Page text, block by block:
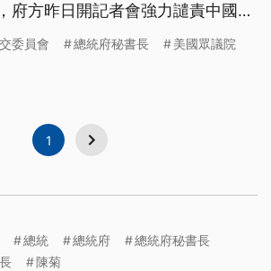
府方昨日開記者會強力譴責中國的
委員會 總統府秘書長
美國眾議院
1
總統 總統府
總統府秘書長
陳菊